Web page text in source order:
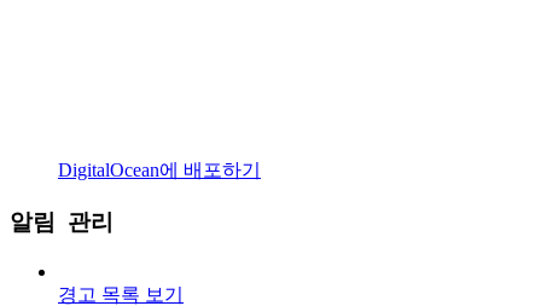
DigitalOcean에 배포하기
알림 관리
경고 목록 보기